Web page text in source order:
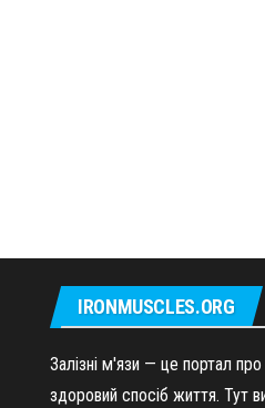
IRONMUSCLES.ORG
Залізні м'язи — це портал про
здоровий спосіб життя. Тут